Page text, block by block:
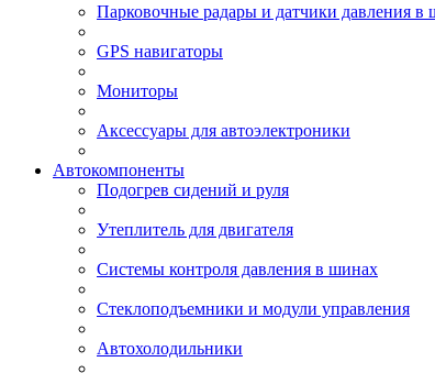
Парковочные радары и датчики давления в
GPS навигаторы
Мониторы
Аксессуары для автоэлектроники
Автокомпоненты
Подогрев сидений и руля
Утеплитель для двигателя
Системы контроля давления в шинах
Стеклоподъемники и модули управления
Автохолодильники